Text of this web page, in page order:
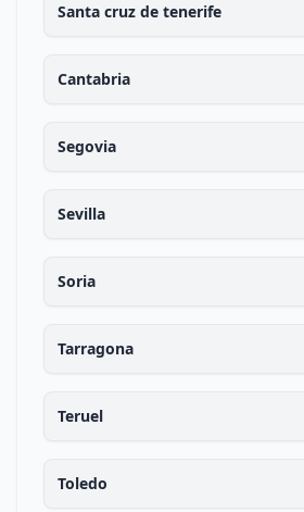
Santa cruz de tenerife
Cantabria
Segovia
Sevilla
Soria
Tarragona
Teruel
Toledo